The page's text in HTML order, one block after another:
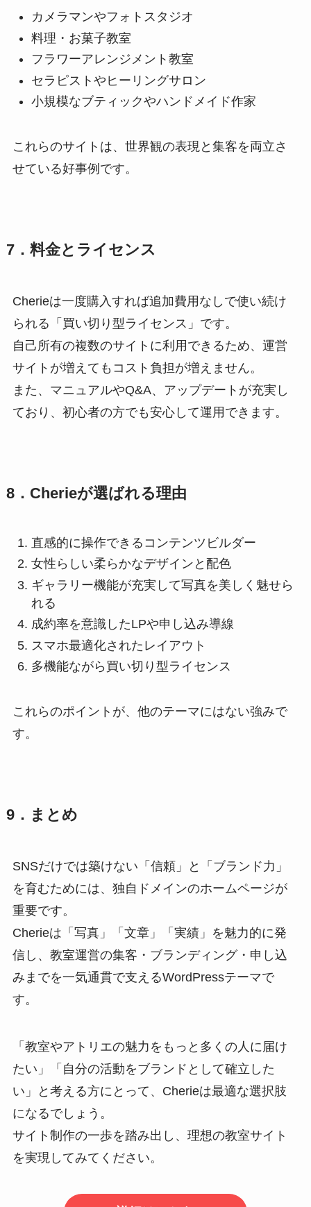
カメラマンやフォトスタジオ
料理・お菓子教室
フラワーアレンジメント教室
セラピストやヒーリングサロン
小規模なブティックやハンドメイド作家
これらのサイトは、世界観の表現と集客を両立さ
せている好事例です。
7．料金とライセンス
Cherieは一度購入すれば追加費用なしで使い続け
られる「買い切り型ライセンス」です。
自己所有の複数のサイトに利用できるため、運営
サイトが増えてもコスト負担が増えません。
また、マニュアルやQ&A、アップデートが充実し
ており、初心者の方でも安心して運用できます。
8．Cherieが選ばれる理由
直感的に操作できるコンテンツビルダー
女性らしい柔らかなデザインと配色
ギャラリー機能が充実して写真を美しく魅せら
れる
成約率を意識したLPや申し込み導線
スマホ最適化されたレイアウト
多機能ながら買い切り型ライセンス
これらのポイントが、他のテーマにはない強みで
す。
9．まとめ
SNSだけでは築けない「信頼」と「ブランド力」
を育むためには、独自ドメインのホームページが
重要です。
Cherieは「写真」「文章」「実績」を魅力的に発
信し、教室運営の集客・ブランディング・申し込
みまでを一気通貫で支えるWordPressテーマで
す。
「教室やアトリエの魅力をもっと多くの人に届け
たい」「自分の活動をブランドとして確立した
い」と考える方にとって、Cherieは最適な選択肢
になるでしょう。
サイト制作の一歩を踏み出し、理想の教室サイト
を実現してみてください。